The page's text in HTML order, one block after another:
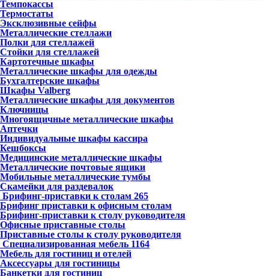
Темпокассы
Термостаты
Эксклюзивные сейфы
Металлические стеллажи
Полки для стеллажей
Стойки для стеллажей
Картотечные шкафы
Металлические шкафы для одежды
Бухгалтерские шкафы
Шкафы Valberg
Металлические шкафы для документов
Ключницы
Многоящичные металлические шкафы
Аптечки
Индивидуальные шкафы кассира
Кешбоксы
Медицинские металлические шкафы
Металлические почтовые ящики
Мобильные металлические тумбы
Скамейки для раздевалок
Брифинг-приставки к столам 265
Брифинг приставки к офисным столам
Брифинг-приставки к столу руководителя
Офисные приставные столы
Приставные столы к столу руководителя
Специализированная мебель 1164
Мебель для гостиниц и отелей
Аксессуары для гостиницы
Банкетки для гостиниц